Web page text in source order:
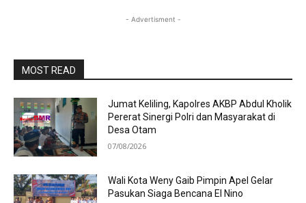
- Advertisment -
MOST READ
Jumat Keliling, Kapolres AKBP Abdul Kholik
Pererat Sinergi Polri dan Masyarakat di
Desa Otam
07/08/2026
Wali Kota Weny Gaib Pimpin Apel Gelar
Pasukan Siaga Bencana El Nino